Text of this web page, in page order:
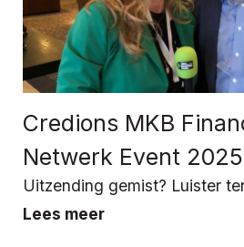
Credions MKB
Netwerk Event 2025
Uitzending gemist? Luister
Lees meer